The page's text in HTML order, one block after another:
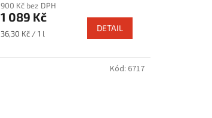
900 Kč bez DPH
1 089 Kč
Měrná
36,30 Kč / 1 l
DETAIL
Kód: 6717